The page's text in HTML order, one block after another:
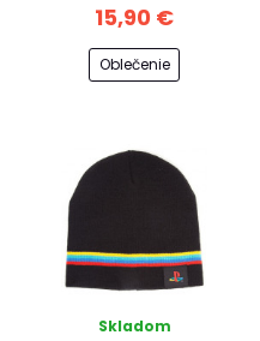
15,90 €
Oblečenie
Skladom